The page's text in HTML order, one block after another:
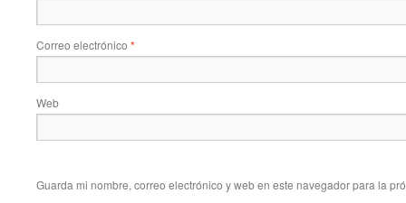
Correo electrónico *
Web
Guarda mi nombre, correo electrónico y web en este navegador para la